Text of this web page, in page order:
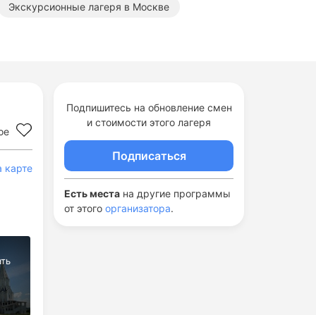
карте
Подпишитесь на обновление смен
и стоимости этого лагеря
Подписаться
Есть места на другие программы
от этого организатора.
Экскурсионные лагеря в Москве